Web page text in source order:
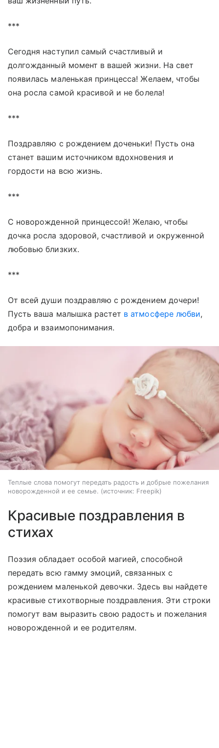
***
Сегодня наступил самый счастливый и
долгожданный момент в вашей жизни. На свет
появилась маленькая принцесса! Желаем, чтобы
она росла самой красивой и не болела!
***
Поздравляю с рождением доченьки! Пусть она
станет вашим источником вдохновения и
гордости на всю жизнь.
***
С новорожденной принцессой! Желаю, чтобы
дочка росла здоровой, счастливой и окруженной
любовью близких.
***
От всей души поздравляю с рождением дочери!
Пусть ваша малышка растет в атмосфере любви,
добра и взаимопонимания.
Теплые слова помогут передать радость и добрые пожелания
новорожденной и ее семье.
источник: Freepik
Красивые поздравления в
стихах
Поэзия обладает особой магией, способной
передать всю гамму эмоций, связанных с
рождением маленькой девочки. Здесь вы найдете
красивые стихотворные поздравления. Эти строки
помогут вам выразить свою радость и пожелания
новорожденной и ее родителям.